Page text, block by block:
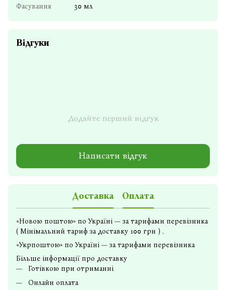
Фасування
30 мл
Відгуки
Додайте перший відгук
Написати відгук
Доставка Оплата
«Новою поштою» по Україні — за тарифами перевізника
( Мінімальний тариф за доставку 100 грн ) .
«Укрпоштою» по Україні — за тарифами перевізника
Більше інформації про доставку
Готівкою при отриманні
Онлайн оплата